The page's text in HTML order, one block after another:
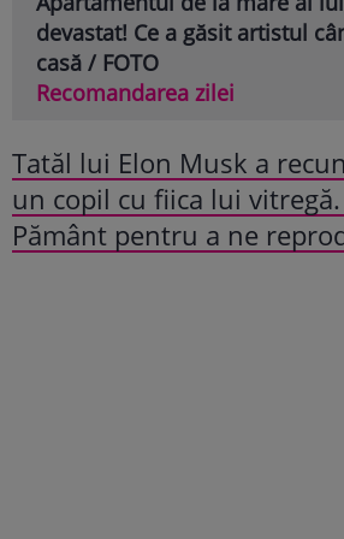
devastat! Ce a găsit artistul
casă / FOTO
Recomandarea zilei
Tatăl lui Elon Musk a
un copil cu fiica lui
Pământ pentru a ne